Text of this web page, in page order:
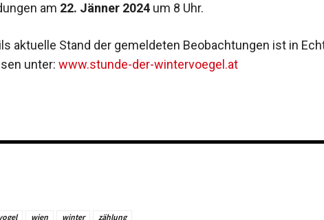
am 22. Jänner 2024um 8 Uhr.
aktuelle Stand der gemeldeten Beobachtungen ist in
unter: www.stunde-der-wintervoegel.at
wien winter zählung